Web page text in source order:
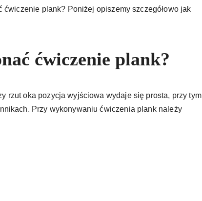
plank? Poniżej opiszemy szczegółowo jak
ćwiczenie plank?
rzut oka pozycja wyjściowa wydaje się prosta, przy tym
Przy wykonywaniu ćwiczenia plank należy